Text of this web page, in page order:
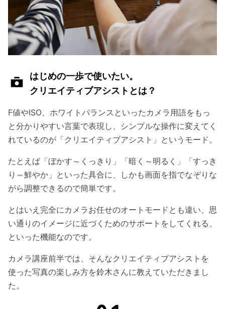
はじめの一歩で使いたい。
クリエイティブアシストとは？
F値やISO、ホワイトバランスといったカメラ用語をもっ
と分かりやすい言葉で表現し、シンプルな操作に変えてく
れているのが「クリエイティブアシスト」というモード。
たとえば「ぼかす～くっきり」「暗く～明るく」「すっき
り～鮮やか」といった具合に、しかも画面を指でなぞりな
がら調整できるので簡単です。
とはいえ完全にカメラお任せのオートモードとも違い、思
い通りのイメージに近づくためのサポートをしてくれる、
といった機能なのです。
カメラ講座前半では、そんなクリエイティブアシストを
使った写真の楽しみ方を鈴木さんに教えていただきまし
た。